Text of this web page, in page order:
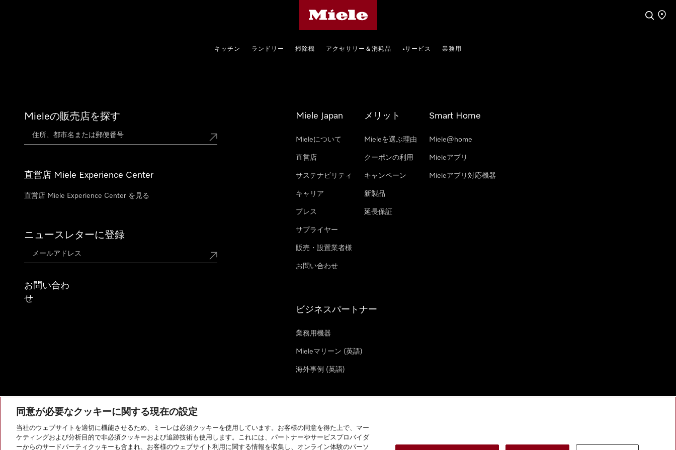
検索 店舗
キッチン ランドリー 掃除機 アクセサリー＆消耗品 •サービス 業務用
Mieleの販売店を探す
直営店 Miele Experience Center
直営店 Miele Experience Center を見る
ニュースレターに登録
お問い合わ
せ
Miele Japan
Mieleについて
直営店
サステナビリティ
キャリア
プレス
サプライヤー
販売・設置業者様
お問い合わせ
メリット
Mieleを選ぶ理由
クーポンの利用
キャンペーン
新製品
延長保証
Smart Home
Miele@home
Mieleアプリ
Mieleアプリ対応機器
ビジネスパートナー
業務用機器
Mieleマリーン (英語)
海外事例 (英語)
会社概要 法的通知 個人情報保護方針 利用規約
クッキー設定
同意が必要なクッキーに関する現在の設定
当社のウェブサイトを適切に機能させるため、ミーレは必須クッキーを使用しています。お客様の同意を得た上で、マー
ケティングおよび分析目的で非必須クッキーおよび追跡技術も使用します。これには、パートナーやサービスプロバイダ
ーからのサードパーティクッキーも含まれ、お客様のウェブサイト利用に関する情報を収集し、オンライン体験のパーソ